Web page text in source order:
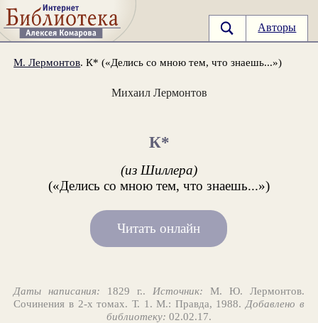
Авторы
М. Лермонтов. К* («Делись со мною тем, что знаешь...»)
Михаил Лермонтов
К*
(из Шиллера)
(«Делись со мною тем, что знаешь...»)
Читать онлайн
Даты написания: 1829 г.. Источник: М. Ю. Лермонтов.
Сочинения в 2-х томах. Т. 1. М.: Правда, 1988. Добавлено в
библиотеку: 02.02.17.